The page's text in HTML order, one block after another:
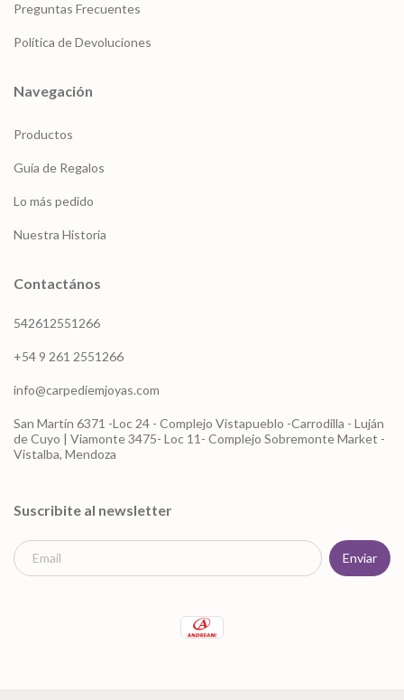
Preguntas Frecuentes
Política de Devoluciones
Navegación
Productos
Guía de Regalos
Lo más pedido
Nuestra Historia
Contactános
542612551266
+54 9 261 2551266
info@carpediemjoyas.com
San Martín 6371 -Loc 24 - Complejo Vistapueblo -Carrodilla - Luján
de Cuyo | Viamonte 3475- Loc 11- Complejo Sobremonte Market -
Vistalba, Mendoza
Suscribite al newsletter